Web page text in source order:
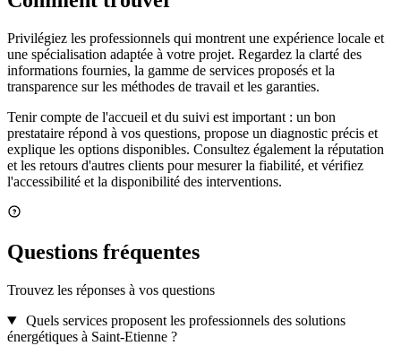
Privilégiez les professionnels qui montrent une expérience locale et
une spécialisation adaptée à votre projet. Regardez la clarté des
informations fournies, la gamme de services proposés et la
transparence sur les méthodes de travail et les garanties.
Tenir compte de l'accueil et du suivi est important : un bon
prestataire répond à vos questions, propose un diagnostic précis et
explique les options disponibles. Consultez également la réputation
et les retours d'autres clients pour mesurer la fiabilité, et vérifiez
l'accessibilité et la disponibilité des interventions.
Questions fréquentes
Trouvez les réponses à vos questions
Quels services proposent les professionnels des solutions
énergétiques à Saint-Etienne ?